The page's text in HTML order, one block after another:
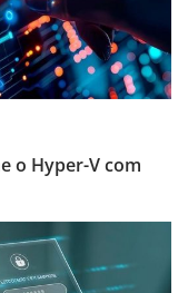
o Hyper-V com